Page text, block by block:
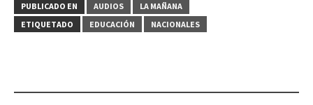
PUBLICADO EN AUDIOS
LA MAÑANA
ETIQUETADO
EDUCACIÓN NACIONALES